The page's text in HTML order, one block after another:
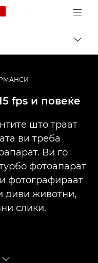
Canon Logo, back to
fps и повеќе
што траат
ви треба
Ви го
фотоапарат
фотографираат
диви животни,
слики.